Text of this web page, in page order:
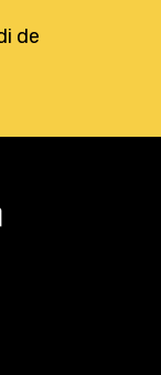
de